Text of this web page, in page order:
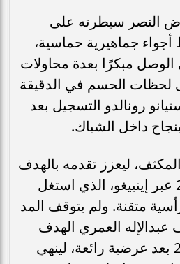
النصر سيطرته على
جماهيرية حماسية،
مبكرًا بعدة محاولات
لحظات الحسم في الدقيقة
رونالدو التسجيل بعد
داخل الشباك.
ليعزز تقدمه بالهدف
الثاني في الدقيقة 20 عبر إينييغو، الذي استغل
متقنة. ولم يتوقف المد
العمري الهدف
الثالث في الدقيقة 27 بعد عرضية رائعة، لينهي